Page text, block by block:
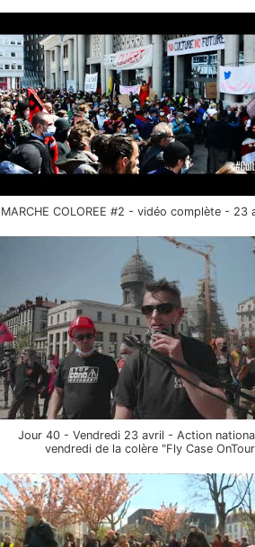
MARCHE COLOREE #2 - vidéo complète - 23
Jour 40 - Vendredi 23 avril - Action
vendredi de la colère "Fly Case